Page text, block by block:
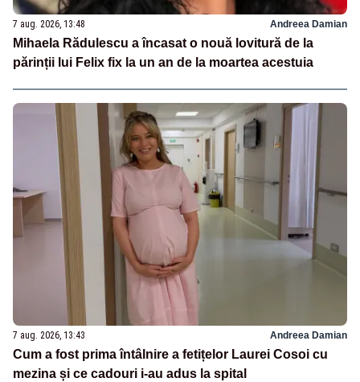
7 aug. 2026, 13:48 Andreea Damian
Mihaela Rădulescu a încasat o nouă lovitură de la
părinții lui Felix fix la un an de la moartea acestuia
7 aug. 2026, 13:43 Andreea Damian
Cum a fost prima întâlnire a fetițelor Laurei Cosoi cu
mezina și ce cadouri i-au adus la spital